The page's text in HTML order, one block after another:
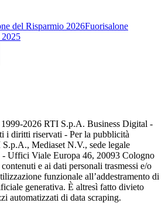
del Risparmio 2026Fuorisalone
2026 RTI S.p.A. Business Digital -
i diritti riservati - Per la pubblicità
Mediaset N.V., sede legale
- Uffici Viale Europa 46, 20093 Cologno
e ai dati personali trasmessi e/o
funzionale all’addestramento di
generativa. È altresì fatto divieto
automatizzati di data scraping.